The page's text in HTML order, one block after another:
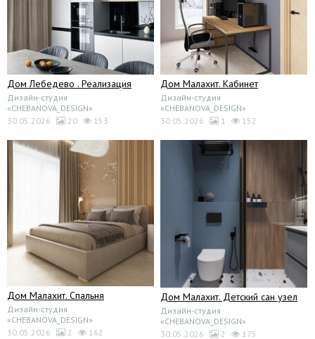
Дом Лебедево . Реализация
Дизайн-студия
«CHEBANOVA_DESIGN»
30.05.2026
20 153
Дом Малахит. Кабинет
Дизайн-студия
«CHEBANOVA_DESIGN»
30.05.2026
1 152
Дом Малахит. Спальня
Дизайн-студия
«CHEBANOVA_DESIGN»
30.05.2026
2 162
Дом Малахит. Детский сан узел
Дизайн-студия
«CHEBANOVA_DESIGN»
30.05.2026
2 175